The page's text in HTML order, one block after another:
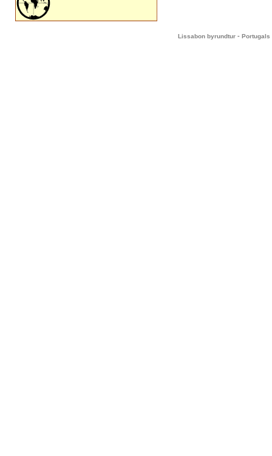
Lissabon byrundtur - Portugals